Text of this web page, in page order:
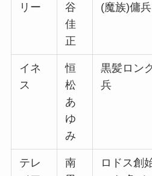
リー
谷
佳
正
(魔族)傭兵
イネ
ス
恒
松
あ
ゆ
み
黒髪ロン
兵
テレ
南
ロドス創